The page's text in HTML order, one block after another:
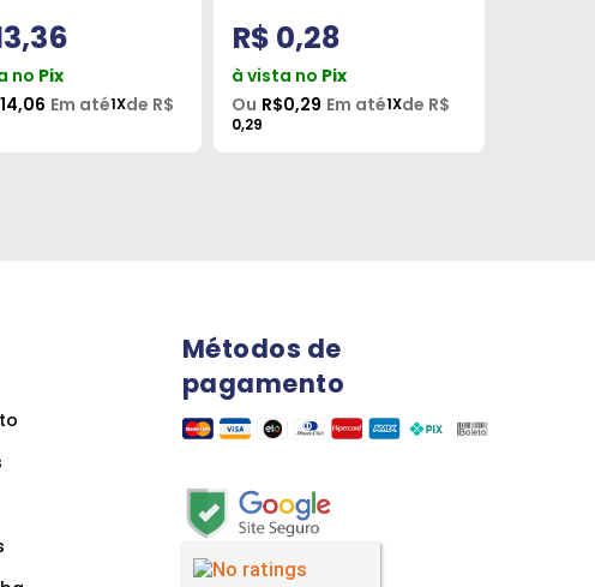
no Pix
Em até1Xde R$
R$ 0,28
à vista no Pix
Ou R$0,29 Em até1Xde R$
0,29
Métodos de
pagamento